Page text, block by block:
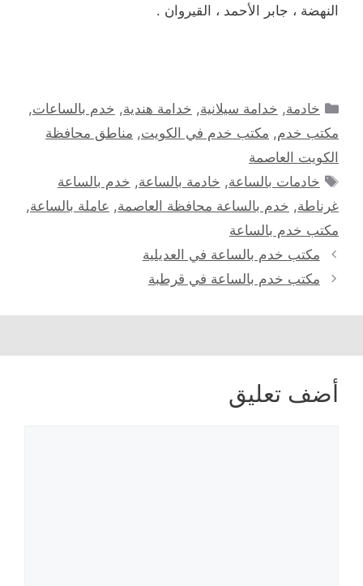
النهضة ، جابر الأحمد ، القيروان .
التصنيفات
خادمة, خدامة سيلانية, خدامة هندية, خدم بالساعات,
مكتب خدم, مكتب خدم في الكويت, مناطق محافظة
الكويت العاصمة
الوسوم
خادمات بالساعة, خادمة بالساعة, خدم بالساعة
غرناطة, خدم بالساعة محافظة العاصمة, عاملة بالساعة,
مكتب خدم بالساعة
مكتب خدم بالساعة في العديلية
مكتب خدم بالساعة في قرطبة
أضف تعليق